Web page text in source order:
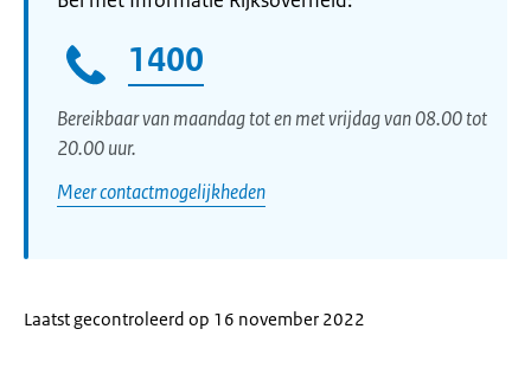
1400
Bereikbaar van maandag tot en met vrijdag van 08.00 tot
20.00 uur.
Meer contactmogelijkheden
Laatst gecontroleerd op 16 november 2022